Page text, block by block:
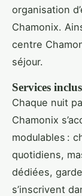
organisation
Chamonix.
centre
séjour.
Services
Chaque nuit
Chamonix
modulables :
quotidiens,
dédiées,
s’inscrivent